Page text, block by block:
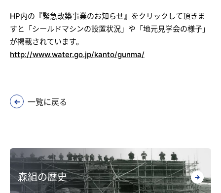
HP内の『緊急改築事業のお知らせ』をクリックして頂きま
すと「シールドマシンの設置状況」や「地元見学会の様子」
が掲載されています。
http://www.water.go.jp/kanto/gunma/
一覧に戻る
森組の歴史